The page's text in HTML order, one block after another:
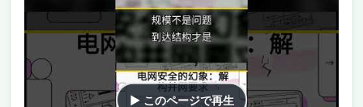
▶ このページで再生